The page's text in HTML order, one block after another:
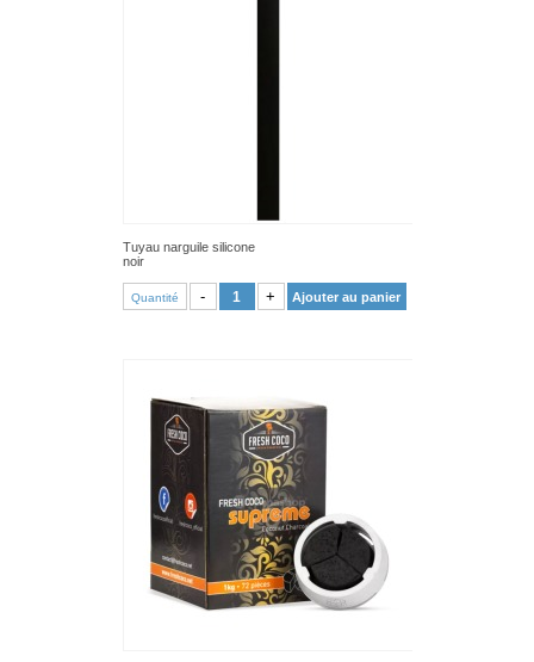
Tuyau narguile silicone
noir
Quantité - + Ajouter au panier